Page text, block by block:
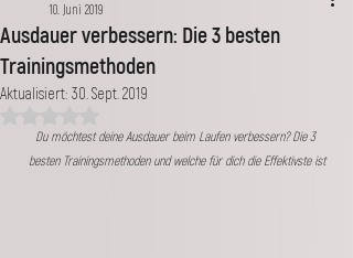
Ausdauer verbessern: Die 3 besten
Trainingsmethoden
10. Juni 2019
Aktualisiert: 30. Sept. 2019
Du möchtest deine Ausdauer beim Laufen verbessern? Die 3
besten Trainingsmethoden und welche für dich die Effektivste ist